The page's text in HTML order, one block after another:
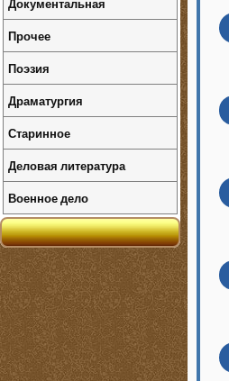
Прочее
Поэзия
Драматургия
Старинное
Деловая литература
Военное дело